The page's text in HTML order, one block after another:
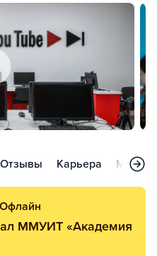
Отзывы Карьера
Офлайн
ММУИТ «Академия